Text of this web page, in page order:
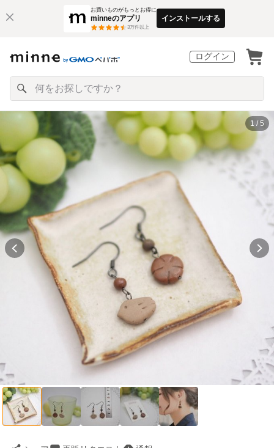
お買いものがもっとお得に
minneのアプリ
3万件以上
インストールする
ログイン
1 / 5